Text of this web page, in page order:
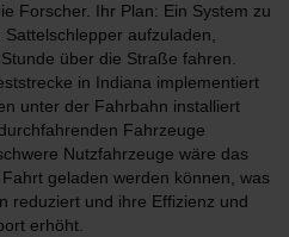
Forscher. Ihr Plan: Ein System zu
aufzuladen,
über die Straße fahren.
in Indiana implementiert
unter der Fahrbahn installiert
Fahrzeuge
Nutzfahrzeuge wäre das
geladen werden können, was
reduziert und ihre Effizienz und
erhöht.